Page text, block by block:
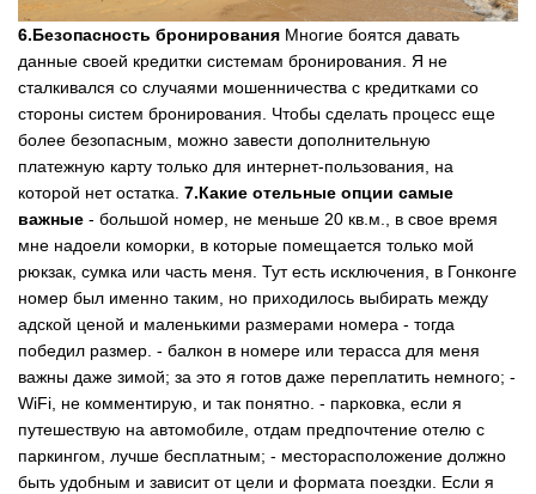
6.Безопасность бронирования Многие боятся давать
данные своей кредитки системам бронирования. Я не
сталкивался со случаями мошенничества с кредитками со
стороны систем бронирования. Чтобы сделать процесс еще
более безопасным, можно завести дополнительную
платежную карту только для интернет-пользования, на
которой нет остатка. 7.Какие отельные опции самые
важные - большой номер, не меньше 20 кв.м., в свое время
мне надоели коморки, в которые помещается только мой
рюкзак, сумка или часть меня. Тут есть исключения, в Гонконге
номер был именно таким, но приходилось выбирать между
адской ценой и маленькими размерами номера - тогда
победил размер. - балкон в номере или терасса для меня
важны даже зимой; за это я готов даже переплатить немного; -
WiFi, не комментирую, и так понятно. - парковка, если я
путешествую на автомобиле, отдам предпочтение отелю с
паркингом, лучше бесплатным; - месторасположение должно
быть удобным и зависит от цели и формата поездки. Если я